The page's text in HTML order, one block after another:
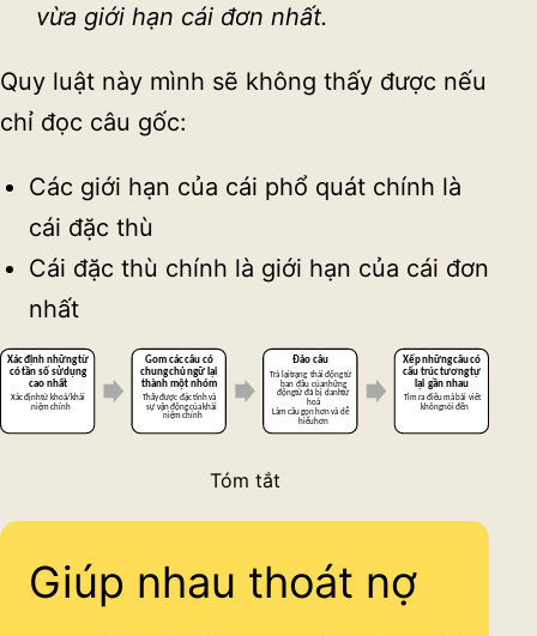
vừa giới hạn cái đơn nhất.
Quy luật này mình sẽ không thấy được nếu
chỉ đọc câu gốc:
Các giới hạn của cái phổ quát chính là
cái đặc thù
Cái đặc thù chính là giới hạn của cái đơn
nhất
Tóm tắt
Giúp nhau thoát nợ